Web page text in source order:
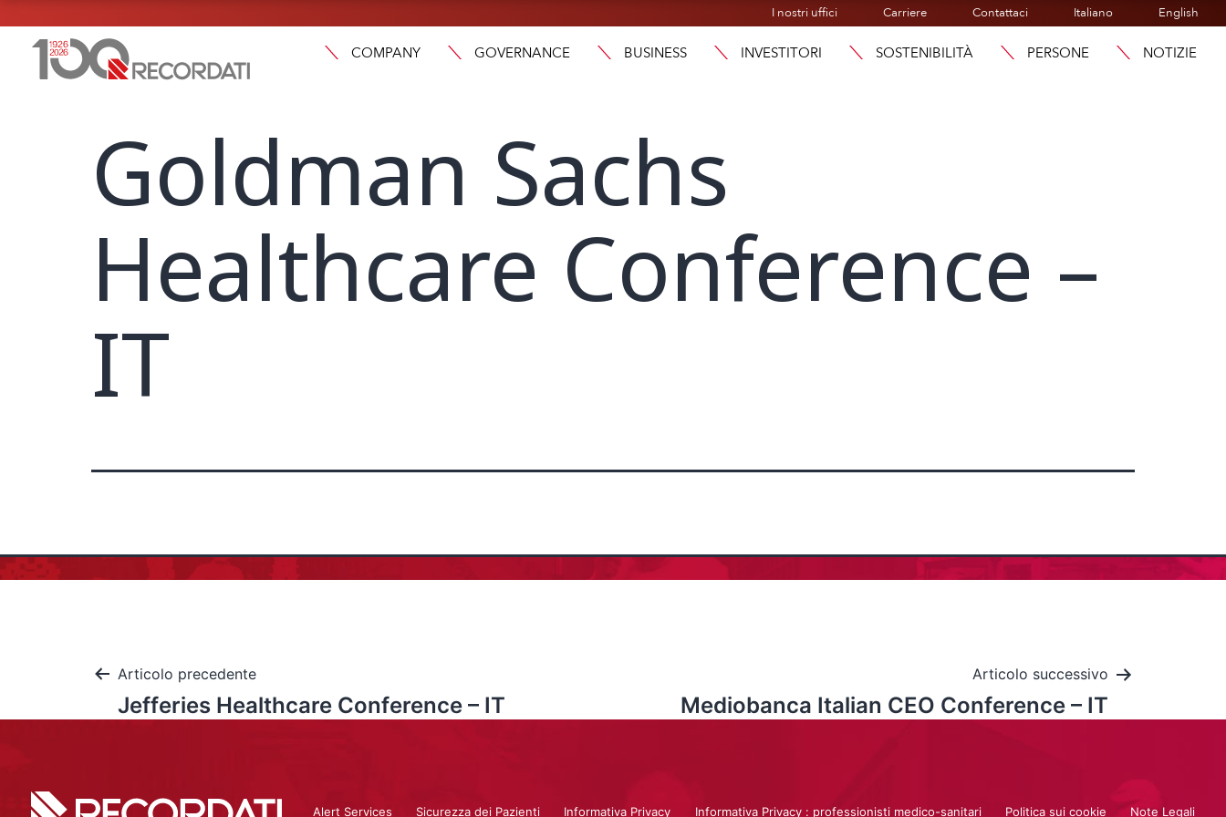
I nostri uffici Carriere Contattaci Italiano English
COMPANY GOVERNANCE BUSINESS INVESTITORI SOSTENIBILITÀ PERSONE NOTIZIE
Goldman Sachs
Healthcare Conference –
IT
Articolo precedente
Jefferies Healthcare Conference – IT
Articolo successivo
Mediobanca Italian CEO Conference – IT
Alert Services Sicurezza dei Pazienti Informativa Privacy Informativa Privacy : professionisti medico-sanitari Politica sui cookie Note Legali